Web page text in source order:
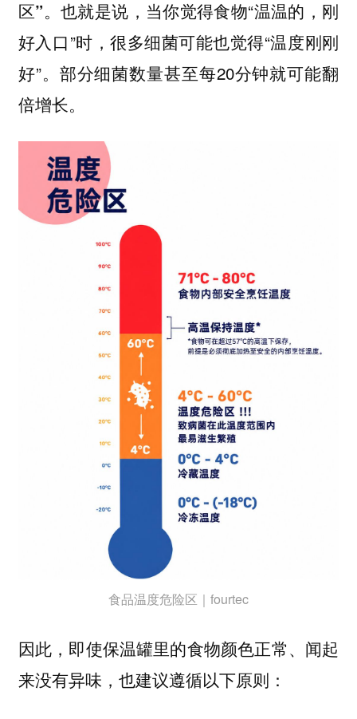
区”。也就是说，当你觉得食物“温温的，刚
好入口”时，很多细菌可能也觉得“温度刚刚
好”。部分细菌数量甚至每20分钟就可能翻
倍增长。
食品温度危险区｜fourtec
因此，即使保温罐里的食物颜色正常、闻起
来没有异味，也建议遵循以下原则：